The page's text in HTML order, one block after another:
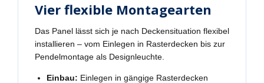
Vier flexible Montagearten
Das Panel lässt sich je nach Deckensituation flexibel
installieren – vom Einlegen in Rasterdecken bis zur
Pendelmontage als Designleuchte.
Einbau: Einlegen in gängige Rasterdecken